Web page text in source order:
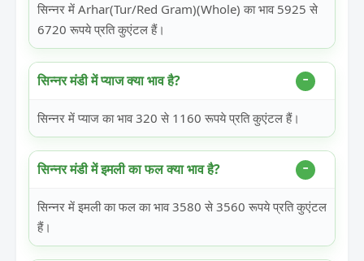
सिन्नर में Arhar(Tur/Red Gram)(Whole) का भाव 5925 से
6720 रूपये प्रति कुएंटल हैं।
सिन्नर मंडी में प्याज क्या भाव है?
सिन्नर में प्याज का भाव 320 से 1160 रूपये प्रति कुएंटल हैं।
सिन्नर मंडी में इमली का फल क्या भाव है?
सिन्नर में इमली का फल का भाव 3580 से 3560 रूपये प्रति कुएंटल
हैं।